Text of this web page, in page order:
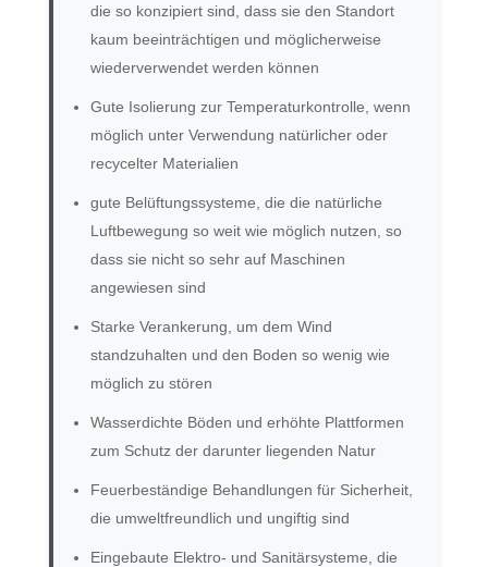
die so konzipiert sind, dass sie den Standort
kaum beeinträchtigen und möglicherweise
wiederverwendet werden können
Gute Isolierung zur Temperaturkontrolle, wenn
möglich unter Verwendung natürlicher oder
recycelter Materialien
gute Belüftungssysteme, die die natürliche
Luftbewegung so weit wie möglich nutzen, so
dass sie nicht so sehr auf Maschinen
angewiesen sind
Starke Verankerung, um dem Wind
standzuhalten und den Boden so wenig wie
möglich zu stören
Wasserdichte Böden und erhöhte Plattformen
zum Schutz der darunter liegenden Natur
Feuerbeständige Behandlungen für Sicherheit,
die umweltfreundlich und ungiftig sind
Eingebaute Elektro- und Sanitärsysteme, die